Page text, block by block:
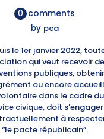
0 comments
by pca
le 1er janvier 2022,
qui veut recevoir
publiques, obtenir
ou encore
dans le cadre du
civique, doit s’engager
à
“le pacte républicain”.